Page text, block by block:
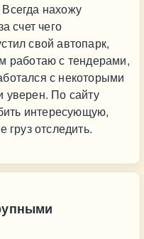
нахожу
счет чего
свой автопарк,
работаю с тендерами,
с некоторыми
уверен. По сайту
интересующую,
груз отследить.